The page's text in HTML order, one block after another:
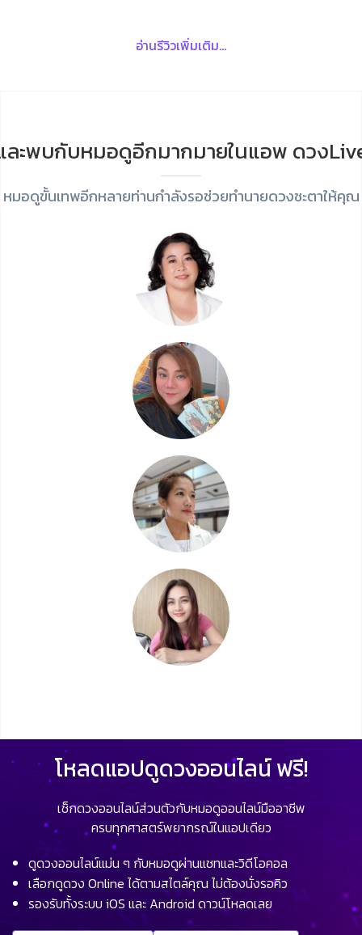
อ่านรีวิวเพิ่มเติม...
ละพบกับหมอดูอีกมากมายในแอพ ดวง
หมอดูขั้นเทพอีกหลายท่านกำลังรอช่วยทำนายดวงชะตาให้คุณ
โหลดแอปดูดวงออนไลน์ ฟรี!
เช็กดวงออนไลน์ส่วนตัวกับหมอดูออนไลน์มืออาชีพ
ครบทุกศาสตร์พยากรณ์ในแอปเดียว
ดูดวงออนไลน์แม่น ๆ กับหมอดูผ่านแชทและวิดีโอคอล
เลือกดูดวง Online ได้ตามสไตล์คุณ ไม่ต้องนั่งรอคิว
รองรับทั้งระบบ iOS และ Android ดาวน์โหลดเลย